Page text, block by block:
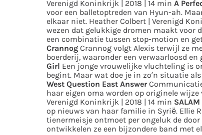
Verenigd Koninkrijk | 2018 | 14 min A
voor een balletoptreden van Hyun-ah.
elkaar niet. Heather Colbert | Verenigd
wezen dat gelukkige dromen maakt
een combinatie tussen stop-motion en
CrannogCrannog volgt Alexis terwijl ze
boerderij, waaronder een verwaarloosd en
Girl Een jonge vrouwelijke vluchteling is
begint. Maar wat doe je in zo’n situatie
West Question East Answer
haar eigen oma worden op originele
Verenigd Koninkrijk | 2018 | 14 min SALAM
op nieuws van haar familie in Syrië. Ellie
tienermeisje ontmoet per ongeluk de
ontwikkelen ze een bijzondere band met